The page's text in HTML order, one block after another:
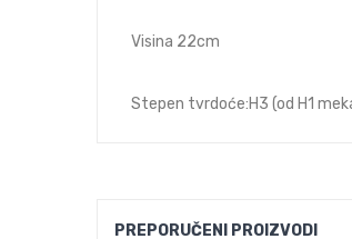
Visina 22cm
Stepen tvrdoće:H3 (od H1
PREPORUČENI PROIZVODI